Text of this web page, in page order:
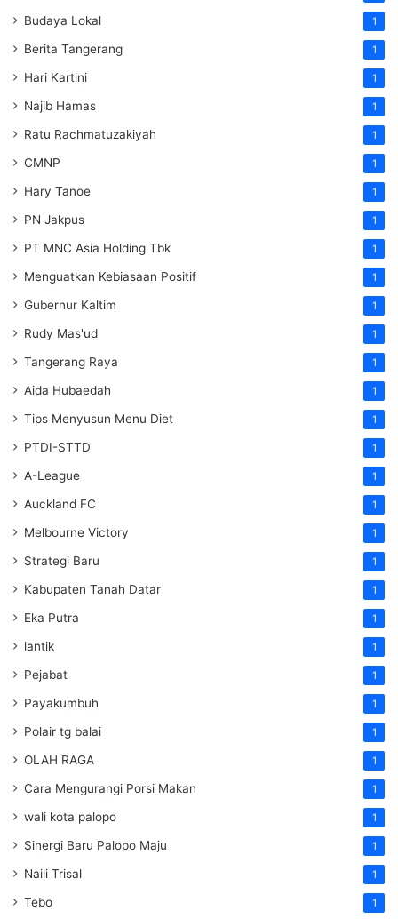
Budaya Lokal 1
Berita Tangerang 1
Hari Kartini 1
Najib Hamas 1
Ratu Rachmatuzakiyah 1
CMNP 1
Hary Tanoe 1
PN Jakpus 1
PT MNC Asia Holding Tbk 1
Menguatkan Kebiasaan Positif 1
Gubernur Kaltim 1
Rudy Mas'ud 1
Tangerang Raya 1
Aida Hubaedah 1
Tips Menyusun Menu Diet 1
PTDI-STTD 1
A-League 1
Auckland FC 1
Melbourne Victory 1
Strategi Baru 1
Kabupaten Tanah Datar 1
Eka Putra 1
lantik 1
Pejabat 1
Payakumbuh 1
Polair tg balai 1
OLAH RAGA 1
Cara Mengurangi Porsi Makan 1
wali kota palopo 1
Sinergi Baru Palopo Maju 1
Naili Trisal 1
Tebo 1